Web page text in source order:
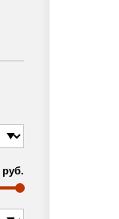
руб.